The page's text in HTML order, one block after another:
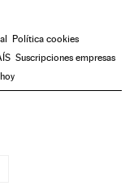
Política cookies
Suscripciones empresas